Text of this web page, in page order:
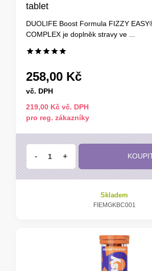
tablet
DUOLIFE Boost Formula FIZZY
COMPLEX je doplněk stravy ve ...
258,00 Kč
vč. DPH
219,00 Kč vč. DPH
pro reg. zákazníky
- +
Skladem
FIEMGKBC001